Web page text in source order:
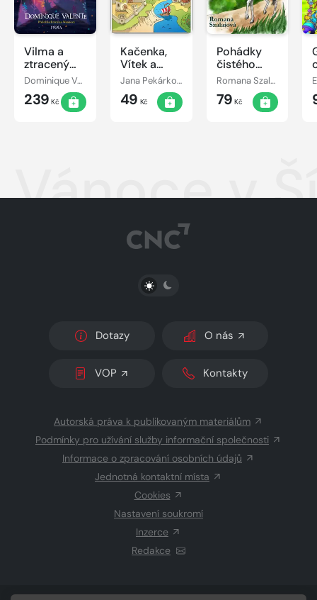
Vilma a
ztracený
den
Dominique Valente
239 Kč
Kačenka,
Vítek a
jejich
pohádkové
dobrodružství
Jana Pekárková
49 Kč
Pohádky
čistého
srdce
Romana Szalaiová
79 Kč
Vánoce v
PŘEPNOUT SVĚTLÝ/TMAVÝ REŽIM
Dotazy O nás
VOP Kontakty
Autorská práva k publikovaným materiálům
Podmínky pro užívání služby informační společnosti
Informace o zpracování osobních údajů
Jednotná kontaktní místa
Cookies
Nastavení soukromí
Inzerce
Redakce